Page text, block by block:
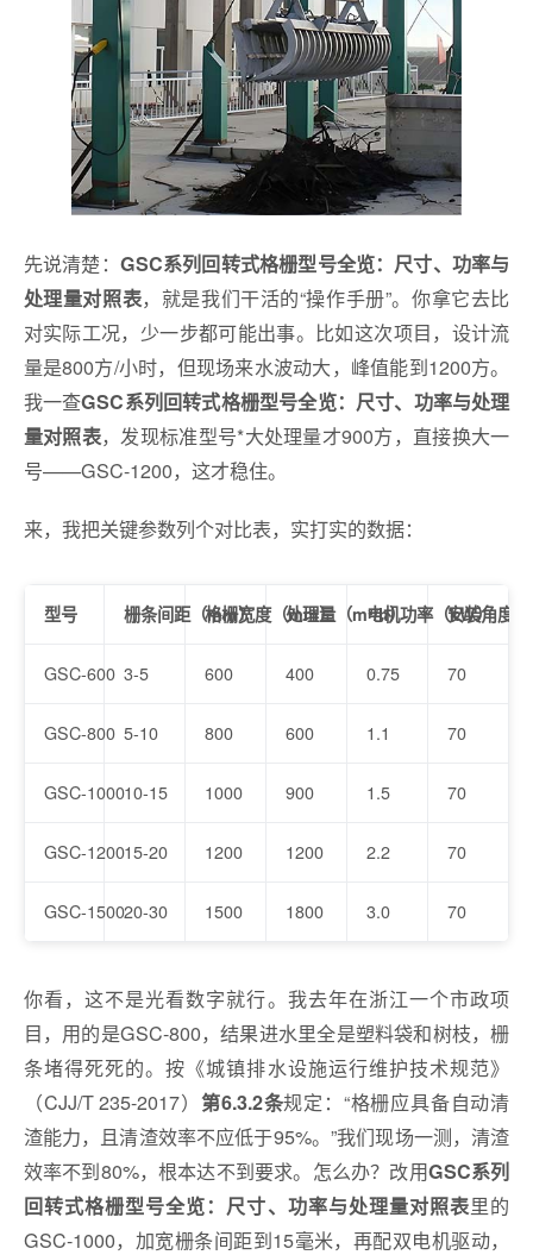
先说清楚： GSC系列回转式格栅型号全览：尺寸、功率与
处理量对照表，就是我们干活的“操作手册”。你拿它去比
对实际工况，少一步都可能出事。比如这次项目，设计流
量是800方/小时，但现场来水波动大，峰值能到1200方。
我一查GSC系列回转式格栅型号全览：尺寸、功率与处理
量对照表，发现标准型号*大处理量才900方，直接换大一
号——GSC-1200，这才稳住。
来，我把关键参数列个对比表，实打实的数据：
型号 栅条间距（mm）格栅宽度（mm）处理量（m³/h）电机功率（kW）
安装角度（
GSC-600 3-5 600 400 0.75 70
GSC-800 5-10 800 600 1.1 70
GSC-100010-15 1000 900 1.5 70
GSC-120015-20 1200 1200 2.2 70
GSC-150020-30 1500 1800 3.0 70
你看，这不是光看数字就行。我去年在浙江一个市政项
目，用的是GSC-800，结果进水里全是塑料袋和树枝，栅
条堵得死死的。按《城镇排水设施运行维护技术规范》
（CJJ/T 235-2017） 第6.3.2条规定：“格栅应具备自动清
渣能力，且清渣效率不应低于95%。”我们现场一测，清渣
效率不到80%，根本达不到要求。怎么办？改用GSC系列
回转式格栅型号全览：尺寸、功率与处理量对照表里的
GSC-1000，加宽栅条间距到15毫米，再配双电机驱动，